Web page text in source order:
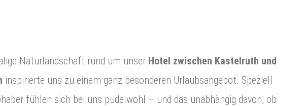
Naturlandschaft rund um unser Hotel zwischen Kastelruth und
inspirierte uns zu einem ganz besonderen Urlaubsangebot. Speziell
fühlen sich bei uns pudelwohl – und das unabhängig davon, ob